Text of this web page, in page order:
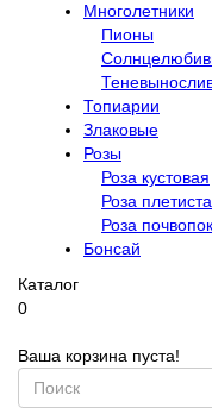
Многолетники
Пионы
Топиарии
Злаковые
Розы
Роза кустовая
Роза
Роза
Бонсай
Каталог
0
Ваша корзина пуста!